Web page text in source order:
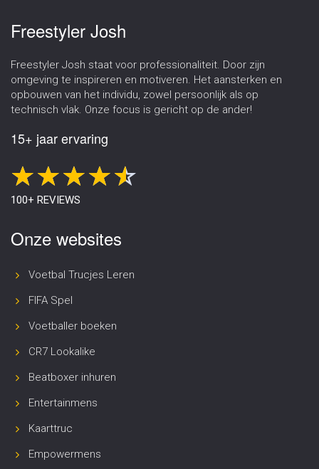
Freestyler Josh
Freestyler Josh staat voor professionaliteit. Door zijn
omgeving te inspireren en motiveren. Het aansterken en
opbouwen van het individu, zowel persoonlijk als op
technisch vlak. Onze focus is gericht op de ander!
15+ jaar ervaring
100+ REVIEWS
Onze websites
Voetbal Trucjes Leren
FIFA Spel
Voetballer boeken
CR7 Lookalike
Beatboxer inhuren
Entertainmens
Kaarttruc
Empowermens